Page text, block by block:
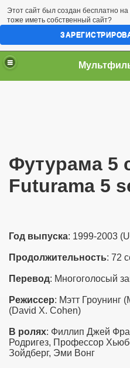
Футурама 5
Futurama 5
Год выпуска: 1999-2003
Продолжительность: 72
Перевод: Многоголосый
Режиссер: Мэтт Гроунинг
(David X. Cohen)
В ролях: Филлип Джей
Родригез, Профессор
Зойдберг, Эми Вонг
Этот сайт был создан бесплатно на
тоже иметь собственный сайт?